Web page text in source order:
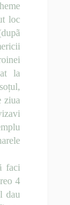
loc
la
ziua
faci
4
dau